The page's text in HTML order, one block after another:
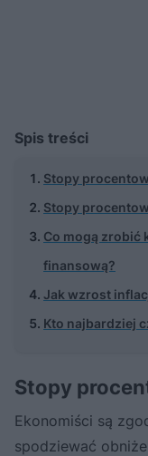
Spis treści
Stopy
Stopy
Co mogą zrobić
finansową?
Jak wzrost
Kto najbardziej
Stopy
Ekonomiści są
spodziewać